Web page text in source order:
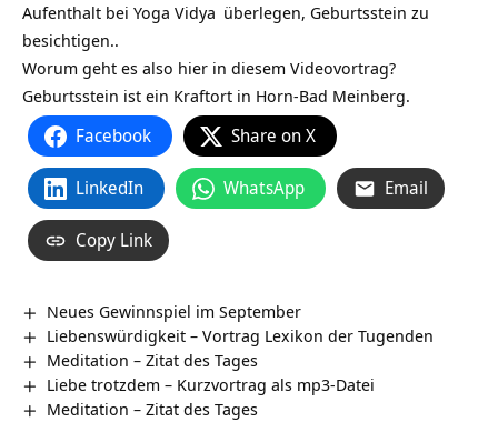
Aufenthalt bei Yoga Vidya überlegen, Geburtsstein‏‎ zu
besichtigen..
Worum geht es also hier in diesem Videovortrag?
Geburtsstein‏‎ ist ein Kraftort in Horn-Bad Meinberg.
Facebook Share on X
LinkedIn WhatsApp Email
Copy Link
Neues Gewinnspiel im September
Liebenswürdigkeit – Vortrag Lexikon der Tugenden
Meditation – Zitat des Tages
Liebe trotzdem – Kurzvortrag als mp3-Datei
Meditation – Zitat des Tages